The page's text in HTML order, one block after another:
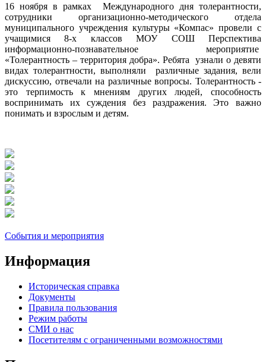
16 ноября в рамках Международного дня толерантности,
сотрудники организационно-методического отдела
муниципального учреждения культуры «Компас» провели с
учащимися 8-х классов МОУ СОШ Перспектива
информационно-познавательное мероприятие
«Толерантность – территория добра». Ребята узнали о девяти
видах толерантности, выполняли различные задания, вели
дискуссию, отвечали на различные вопросы. Толерантность -
это терпимость к мнениям других людей, способность
воспринимать их суждения без раздражения. Это важно
понимать и взрослым и детям.
События и мероприятия
Информация
Историческая справка
Документы
Правила пользования
Режим работы
СМИ о нас
Посетителям с ограниченными возможностями